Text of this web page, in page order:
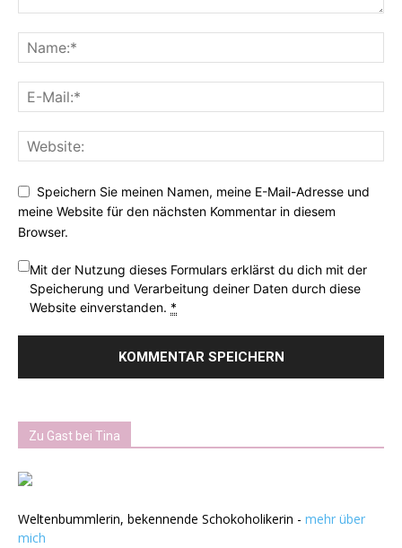
Speichern Sie meinen Namen, meine E-Mail-Adresse und
meine Website für den nächsten Kommentar in diesem
Browser.
Mit der Nutzung dieses Formulars erklärst du dich mit der
Speicherung und Verarbeitung deiner Daten durch diese
Website einverstanden. *
Zu Gast bei Tina
Weltenbummlerin, bekennende Schokoholikerin - mehr über
mich